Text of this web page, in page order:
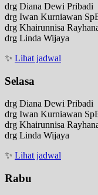
drg Diana Dewi Pribadi
drg Iwan Kurniawan
drg Khairunnisa
drg Linda Wijaya
✨ Lihat jadwal
Selasa
drg Diana Dewi Pribadi
drg Iwan Kurniawan
drg Khairunnisa
drg Linda Wijaya
✨ Lihat jadwal
Rabu